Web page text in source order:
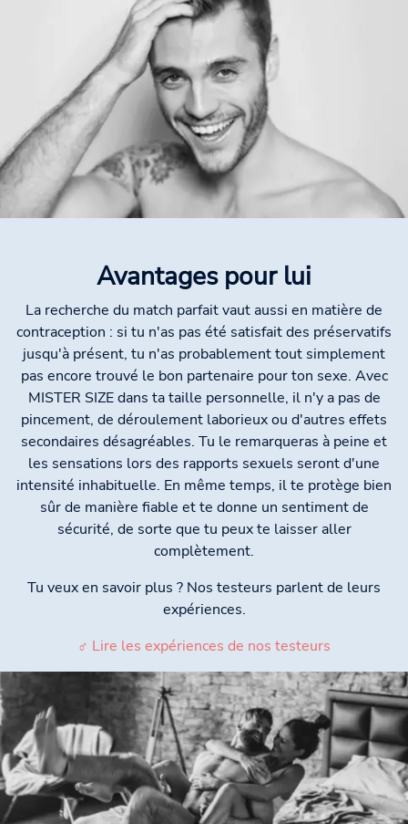
Avantages pour lui
La recherche du match parfait vaut aussi en matière de
contraception : si tu n'as pas été satisfait des préservatifs
jusqu'à présent, tu n'as probablement tout simplement
pas encore trouvé le bon partenaire pour ton sexe. Avec
MISTER SIZE dans ta taille personnelle, il n'y a pas de
pincement, de déroulement laborieux ou d'autres effets
secondaires désagréables. Tu le remarqueras à peine et
les sensations lors des rapports sexuels seront d'une
intensité inhabituelle. En même temps, il te protège bien
sûr de manière fiable et te donne un sentiment de
sécurité, de sorte que tu peux te laisser aller
complètement.
Tu veux en savoir plus ? Nos testeurs parlent de leurs
expériences.
♂ Lire les expériences de nos testeurs